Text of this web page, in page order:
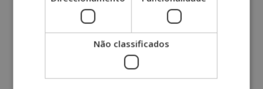
Por isso, queremos agradecer a todos os alunos que,
com as suas opiniões, tanto positivas como
negativas, tornaram possível este resultado e que nos
incentivam a melhorar continuamente o nosso
trabalho e a nossa oferta formativa.
Não classificados